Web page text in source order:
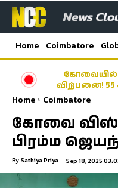
Home Coimbatore
கோவையில்
விற்பனை! 55
Home Coimbatore
கோவை
பிரம்ம
By Sathiya Priya Sep 18, 2025